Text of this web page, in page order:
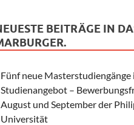
BEITRÄGE IN
Fünf neue Masterstudiengänge
Studienangebot –
August und September der
Universität